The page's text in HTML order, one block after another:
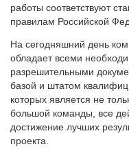
работы соответствуют
правилам Российской
На сегодняшний день
обладает всеми
разрешительными
базой и штатом
которых является не
большой команды, все
достижение лучших
проекта.